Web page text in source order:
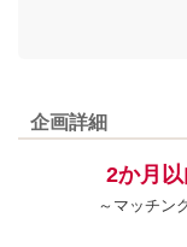
企画詳細
2か月以
～マッチン